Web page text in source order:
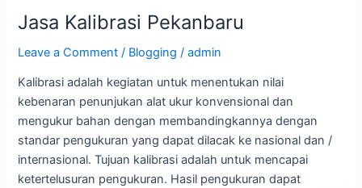
Jasa Kalibrasi Pekanbaru
Leave a Comment / Blogging /admin
Kalibrasi adalah kegiatan untuk menentukan nilai
kebenaran penunjukan alat ukur konvensional dan
mengukur bahan dengan membandingkannya dengan
standar pengukuran yang dapat dilacak ke nasional dan /
internasional. Tujuan kalibrasi adalah untuk mencapai
ketertelusuran pengukuran. Hasil pengukuran dapat